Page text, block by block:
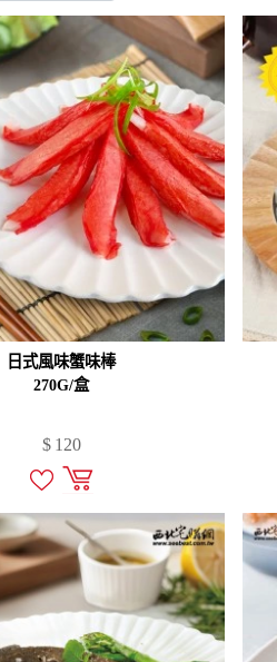
日式風味蟹味棒
270G/盒
$ 120